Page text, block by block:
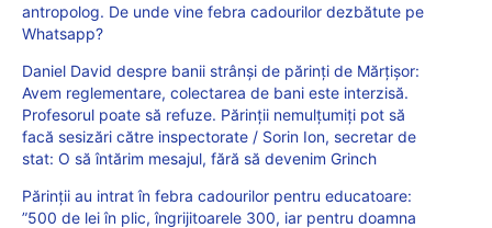
antropolog. De unde vine febra cadourilor dezbătute pe
Whatsapp?
Daniel David despre banii strânși de părinți de Mărțișor:
Avem reglementare, colectarea de bani este interzisă.
Profesorul poate să refuze. Părinții nemulțumiți pot să
facă sesizări către inspectorate / Sorin Ion, secretar de
stat: O să întărim mesajul, fără să devenim Grinch
Părinții au intrat în febra cadourilor pentru educatoare:
”500 de lei în plic, îngrijitoarele 300, iar pentru doamna